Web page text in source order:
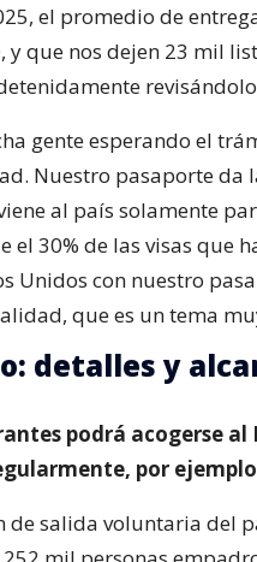
el promedio de
y que nos dejen 23 mil
gente esperando el
Nuestro pasaporte da
al país solamente
el 30% de las visas que
Unidos con nuestro
que es un tema
detalles y
podrá acogerse al
por
de salida voluntaria del